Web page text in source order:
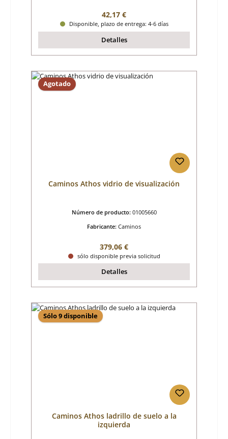
Precio normal:
42,17 €
Disponible, plazo de entrega: 4-6 días
Detalles
Agotado
Caminos Athos vidrio de visualización
Número de producto: 01005660
Fabricante: Caminos
Precio normal:
379,06 €
sólo disponible previa solicitud
Detalles
Sólo 9 disponible
Caminos Athos ladrillo de suelo a la
izquierda